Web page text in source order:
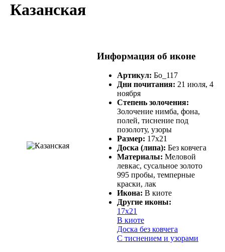
Казанская
Информация об иконе
Артикул: Бо_117
Дни почитания: 21 июля, 4
ноября
Степень золочения:
Золочение нимба, фона,
полей, тиснение под
позолоту, узоры
Размер: 17х21
Доска (липа): Без ковчега
Материалы: Меловой
левкас, сусальное золото
995 пробы, темперные
краски, лак
Икона: В киоте
Другие иконы:
17х21
В киоте
Доска без ковчега
С тиснением и узорами